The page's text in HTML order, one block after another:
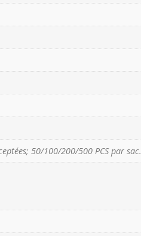
50/100/200/500 PCS par sac.